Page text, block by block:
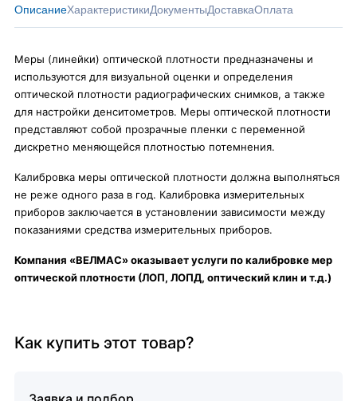
ОписаниеХарактеристикиДокументыДоставкаОплата
Меры (линейки) оптической плотности предназначены и
используются для визуальной оценки и определения
оптической плотности радиографических снимков, а также
для настройки денситометров. Меры оптической плотности
представляют собой прозрачные пленки с переменной
дискретно меняющейся плотностью потемнения.
Калибровка меры оптической плотности должна выполняться
не реже одного раза в год. Калибровка измерительных
приборов заключается в установлении зависимости между
показаниями средства измерительных приборов.
Компания «ВЕЛМАС» оказывает услуги по калибровке мер
оптической плотности (ЛОП, ЛОПД, оптический клин и т.д.)
Как купить этот товар?